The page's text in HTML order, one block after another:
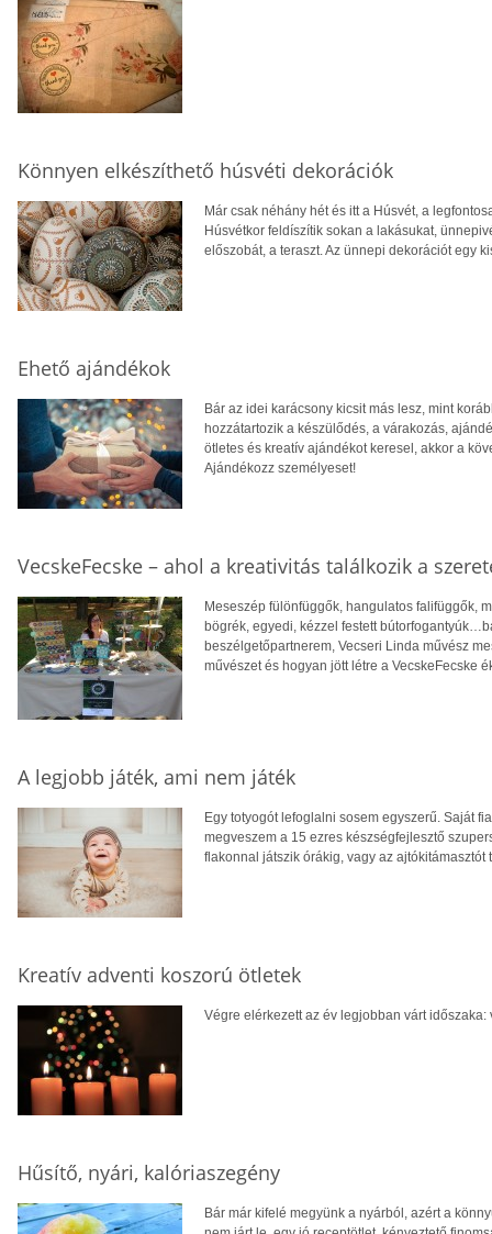
Könnyen elkészíthető húsvéti dekorációk
Már csak néhány hét és itt a Húsvét, a
Húsvétkor feldíszítik sokan a lakásukat,
előszobát, a teraszt. Az ünnepi dekorációt egy
Ehető ajándékok
Bár az idei karácsony kicsit más lesz, mint
hozzátartozik a készülődés, a várakozás,
ötletes és kreatív ajándékot keresel, akkor a
Ajándékozz személyeset!
VecskeFecske – ahol a kreativitás találkozik a
Meseszép fülönfüggők, hangulatos falifüggők,
bögrék, egyedi, kézzel festett
beszélgetőpartnerem, Vecseri Linda művész
művészet és hogyan jött létre a VecskeFecske
A legjobb játék, ami nem játék
Egy totyogót lefoglalni sosem egyszerű. Saját
megveszem a 15 ezres készségfejlesztő
flakonnal játszik órákig, vagy az ajtókitámasztót
Kreatív adventi koszorú ötletek
Végre elérkezett az év legjobban várt
Hűsítő, nyári, kalóriaszegény
Bár már kifelé megyünk a nyárból, azért a